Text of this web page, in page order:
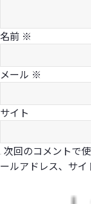
名前 ※
メール ※
サイト
次回のコメントで
ールアドレス、サイ